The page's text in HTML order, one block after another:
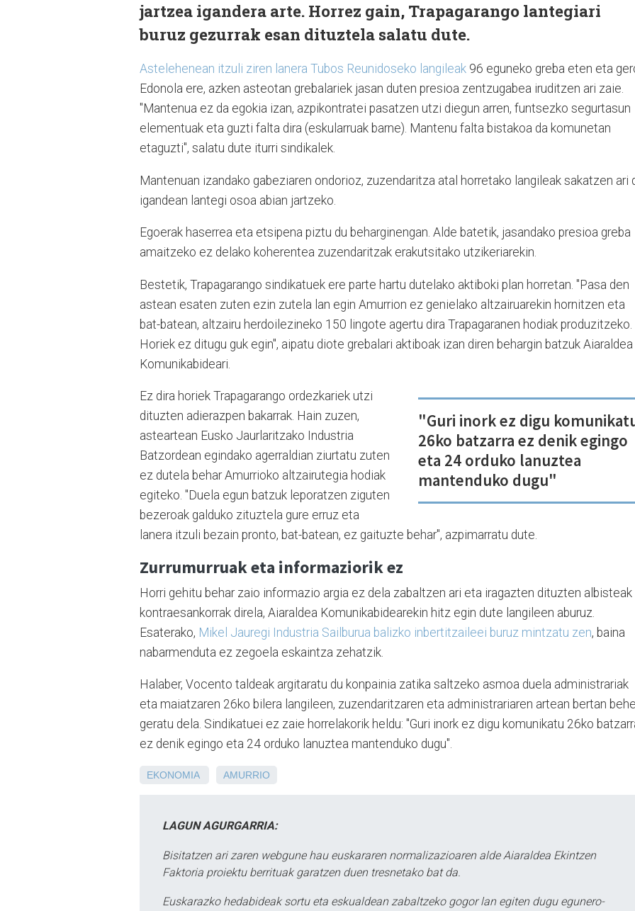
jartzea igandera arte. Horrez gain, Trapagarango lantegiari
buruz gezurrak esan dituztela salatu dute.
Astelehenean itzuli ziren lanera Tubos Reunidoseko langileak 96 eguneko greba eten eta
Edonola ere, azken asteotan grebalariek jasan duten presioa zentzugabea iruditzen ari zaie.
"Mantenua ez da egokia izan, azpikontratei pasatzen utzi diegun arren, funtsezko segurtasun
elementuak eta guzti falta dira (eskularruak barne). Mantenu falta bistakoa da komunetan
etaguzti", salatu dute iturri sindikalek.
Mantenuan izandako gabeziaren ondorioz, zuzendaritza atal horretako langileak sakatzen ari
igandean lantegi osoa abian jartzeko.
Egoerak haserrea eta etsipena piztu du beharginengan. Alde batetik, jasandako presioa greba
amaitzeko ez delako koherentea zuzendaritzak erakutsitako utzikeriarekin.
Bestetik, Trapagarango sindikatuek ere parte hartu dutelako aktiboki plan horretan. "Pasa den
astean esaten zuten ezin zutela lan egin Amurrion ez genielako altzairuarekin hornitzen eta
bat-batean, altzairu herdoilezineko 150 lingote agertu dira Trapagaranen hodiak produzitzeko.
Horiek ez ditugu guk egin", aipatu diote grebalari aktiboak izan diren behargin batzuk Aiaraldea
Komunikabideari.
"Guri inork ez digu
26ko batzarra ez denik egingo
eta 24 orduko lanuztea
mantenduko dugu"
Ez dira horiek Trapagarango ordezkariek utzi
dituzten adierazpen bakarrak. Hain zuzen,
asteartean Eusko Jaurlaritzako Industria
Batzordean egindako agerraldian ziurtatu zuten
ez dutela behar Amurrioko altzairutegia hodiak
egiteko. "Duela egun batzuk leporatzen ziguten
bezeroak galduko zituztela gure erruz eta
lanera itzuli bezain pronto, bat-batean, ez gaituzte behar", azpimarratu dute.
Zurrumurruak eta informaziorik ez
Horri gehitu behar zaio informazio argia ez dela zabaltzen ari eta iragazten dituzten albisteak
kontraesankorrak direla, Aiaraldea Komunikabidearekin hitz egin dute langileen aburuz.
Esaterako, Mikel Jauregi Industria Sailburua balizko inbertitzaileei buruz mintzatu zen, baina
nabarmenduta ez zegoela eskaintza zehatzik.
Halaber, Vocento taldeak argitaratu du konpainia zatika saltzeko asmoa duela administrariak
eta maiatzaren 26ko bilera langileen, zuzendaritzaren eta administrariaren artean bertan
geratu dela. Sindikatuei ez zaie horrelakorik heldu: "Guri inork ez digu komunikatu 26ko
ez denik egingo eta 24 orduko lanuztea mantenduko dugu".
EKONOMIA AMURRIO
LAGUN AGURGARRIA:
Bisitatzen ari zaren webgune hau euskararen normalizazioaren alde Aiaraldea Ekintzen
Faktoria proiektu berrituak garatzen duen tresnetako bat da.
Euskarazko hedabideak sortu eta eskualdean zabaltzeko gogor lan egiten dugu egunero-